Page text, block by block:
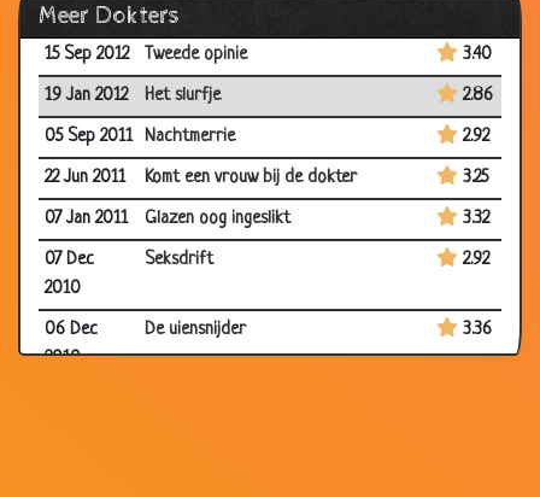
Meer Dokters
17 Sep 2012 Gynaecoloog
15 Sep 2012
Tweede opinie
3.40
19 Jan 2012
Het slurfje
2.86
05 Sep 2011
Nachtmerrie
2.92
22 Jun 2011
Komt een vrouw bij de dokter
3.25
07 Jan 2011
Glazen oog ingeslikt
3.32
07 Dec
2010
Seksdrift 2.92
06 Dec
2010
De uiensnijder 3.36